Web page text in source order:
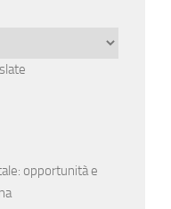
opportunità e